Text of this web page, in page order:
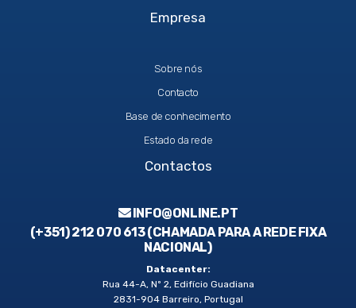
Empresa
Sobre nós
Contacto
Base de conhecimento
Estado da rede
Contactos
INFO@ONLINE.PT
(+351) 212 070 613 (CHAMADA PARA A REDE FIXA
NACIONAL)
Datacenter:
Rua 44-A, Nº 2, Edifício Guadiana
2831-904 Barreiro, Portugal